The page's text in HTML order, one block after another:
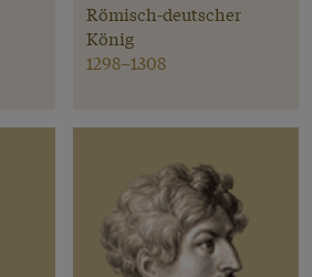
Römisch-deutscher
König
1298–1308